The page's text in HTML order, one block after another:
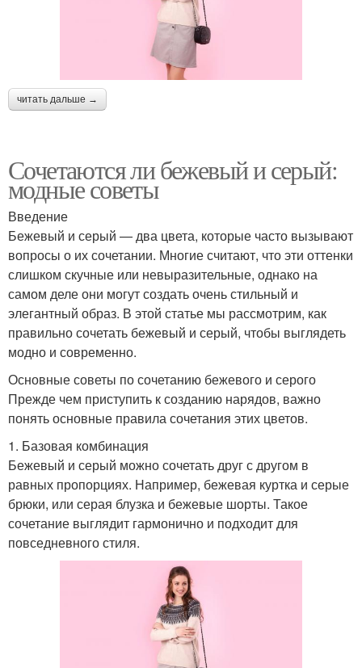
читать дальше →
Сочетаются ли бежевый и серый:
модные советы
Введение
Бежевый и серый — два цвета, которые часто вызывают
вопросы о их сочетании. Многие считают, что эти оттенки
слишком скучные или невыразительные, однако на
самом деле они могут создать очень стильный и
элегантный образ. В этой статье мы рассмотрим, как
правильно сочетать бежевый и серый, чтобы выглядеть
модно и современно.
Основные советы по сочетанию бежевого и серого
Прежде чем приступить к созданию нарядов, важно
понять основные правила сочетания этих цветов.
1. Базовая комбинация
Бежевый и серый можно сочетать друг с другом в
равных пропорциях. Например, бежевая куртка и серые
брюки, или серая блузка и бежевые шорты. Такое
сочетание выглядит гармонично и подходит для
повседневного стиля.